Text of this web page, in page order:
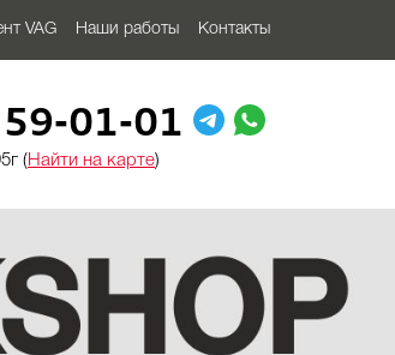
VAG Наши работы Контакты
01-01
( Найти на карте)